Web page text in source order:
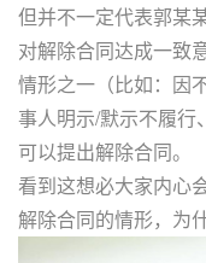
但并不一定代表郭某
对解除合同达成一致
情形之一（比如：因
事人明示/默示不履行
可以提出解除合同。
看到这想必大家内心
解除合同的情形，为